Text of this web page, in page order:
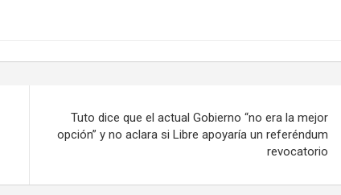
Tuto dice que el actual Gobierno “no era la mejor
opción” y no aclara si Libre apoyaría un referéndum
revocatorio